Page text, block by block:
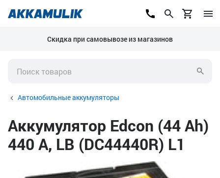
Скидка при самовывозе из магазинов
Автомобильные аккумуляторы
Аккумулятор Edcon (44 Ah)
440 А, LB (DC44440R) L1